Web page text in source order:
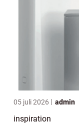
05 juli 2026 admin
inspiration